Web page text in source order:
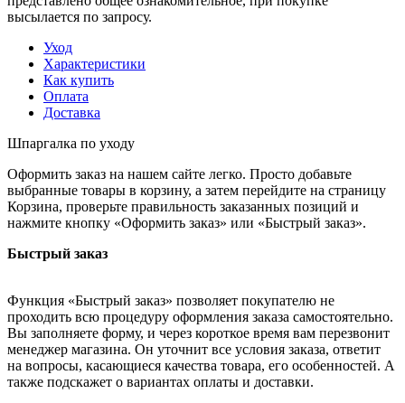
высылается по запросу.
Уход
Характеристики
Как купить
Оплата
Доставка
Шпаргалка по уходу
Оформить заказ на нашем сайте легко. Просто добавьте
выбранные товары в корзину, а затем перейдите на страницу
Корзина, проверьте правильность заказанных позиций и
нажмите кнопку «Оформить заказ» или «Быстрый заказ».
Быстрый заказ
Функция «Быстрый заказ» позволяет покупателю не
проходить всю процедуру оформления заказа самостоятельно.
Вы заполняете форму, и через короткое время вам перезвонит
менеджер магазина. Он уточнит все условия заказа, ответит
на вопросы, касающиеся качества товара, его особенностей. А
также подскажет о вариантах оплаты и доставки.